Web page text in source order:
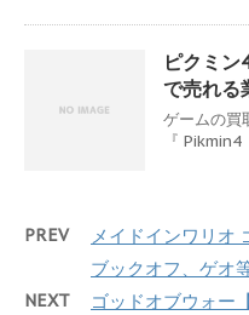
ピクミ
で売れる
ゲームの買
『
PREV
メイドインワリオ
ブックオフ、ゲオ
NEXT
ゴッドオブウォー